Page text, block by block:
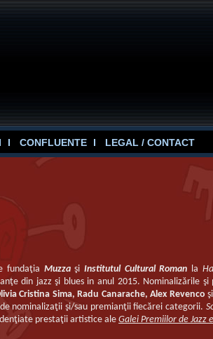
CONFLUENTE LEGAL / CONTACT
fundaţia MuzzaşiInstitutul Cultural Roman la
din jazz şi blues in anul 2015. Nominalizările
Cristina Sima, Radu Canarache, Alex Revenco
nominalizaţii şi/sau premianţii fiecărei categorii.
prestaţii artistice aleGalei Premiilor de Jazz